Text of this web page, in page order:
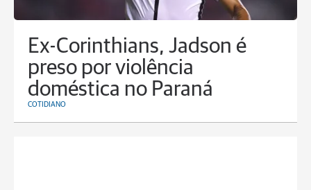
Ex-Corinthians, Jadson é
preso por violência
doméstica no Paraná
COTIDIANO